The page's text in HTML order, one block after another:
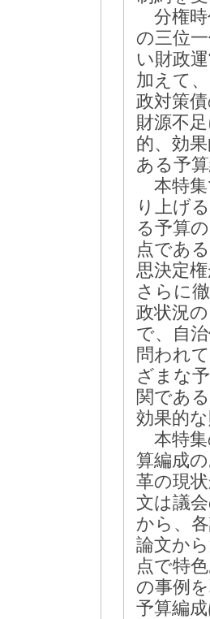
分権時
の三位
い財政
加えて
政対策
財源不
的、効
ある予
本特集
り上げ
る予算
点であ
思決定
さらに
政状況
で、自
問われ
ざまな
関であ
効果的
本特集
算編成
革の現
文は議
から、
論文か
点で特
の事例
予算編